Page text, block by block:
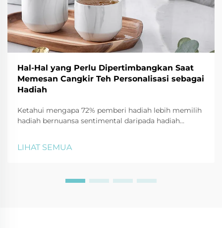
Hal-Hal yang Perlu Dipertimbangkan Saat
Memesan Cangkir Teh Personalisasi sebagai
Hadiah
Ketahui mengapa 72% pemberi hadiah lebih memilih
hadiah bernuansa sentimental daripada hadiah
menciptakan dampak yang bertahan lama. Dapatkan
LIHAT SEMUA